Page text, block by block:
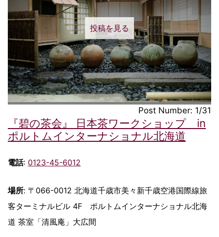
投稿を見る
Post Number: 1/31
『碧の茶会』 日本茶ワークショップ in
ポルトムインターナショナル北海道
電話: 0123-45-6012
場所: 〒066-0012 北海道千歳市美々新千歳空港国際線旅
客ターミナルビル 4F ポルトムインターナショナル北海
道 茶室「清風庵」大広間